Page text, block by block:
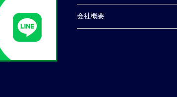
会社概要